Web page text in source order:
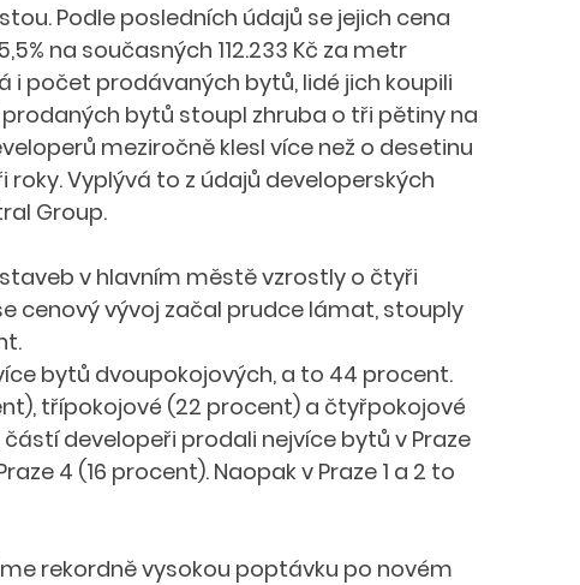
Podle posledních údajů se jejich cena
na současných 112.233 Kč za metr
i počet prodávaných bytů, lidé jich koupili
bytů stoupl zhruba o tři pětiny na
meziročně klesl více než o desetinu
roky. Vyplývá to z údajů developerských
Group.
v hlavním městě vzrostly o čtyři
cenový vývoj začal prudce lámat, stouply
bytů dvoupokojových, a to 44 procent.
třípokojové (22 procent) a čtyřpokojové
developeři prodali nejvíce bytů v Praze
4 (16 procent). Naopak v Praze 1 a 2 to
rekordně vysokou poptávku po novém